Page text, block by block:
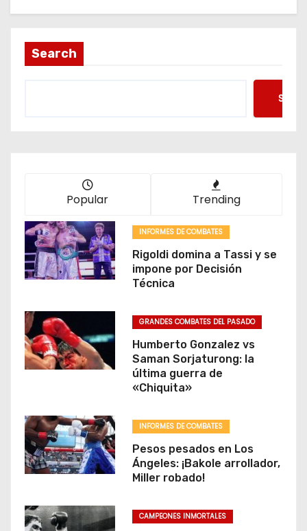
Search
Popular Trending
INFORMES DE COMBATES
Rigoldi domina a Tassi y se
impone por Decisión
Técnica
GRANDES COMBATES DEL PASADO
Humberto Gonzalez vs
Saman Sorjaturong: la
última guerra de
«Chiquita»
INFORMES DE COMBATES
Pesos pesados en Los
Ángeles: ¡Bakole arrollador,
Miller robado!
CAMPEONES INMORTALES